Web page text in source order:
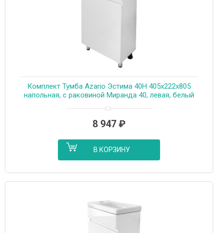
Комплект Тумба Azario Эстима 40Н 405х222х805
напольная, с раковиной Миранда 40, левая, белый
8 947 ₽
В КОРЗИНУ